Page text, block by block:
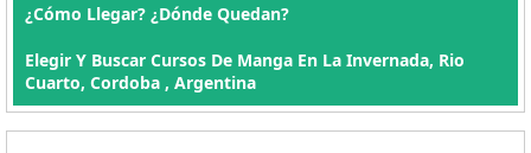
¿Cómo Llegar? ¿Dónde Quedan?
Elegir Y Buscar Cursos De Manga En La Invernada, Rio
Cuarto, Cordoba , Argentina